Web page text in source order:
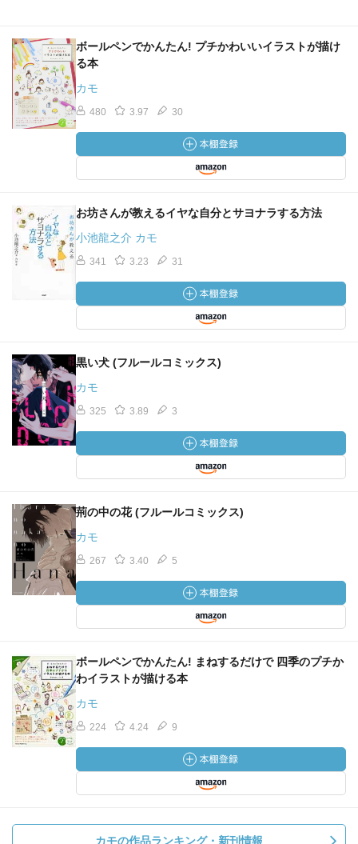
ボールペンでかんたん! プチかわいいイラストが描け
る本
カモ
480 3.97 30
お坊さんが教えるイヤな自分とサヨナラする方法
小池龍之介 カモ
341 3.23 31
黒い犬 (フルールコミックス)
カモ
325 3.89 3
荊の中の花 (フルールコミックス)
カモ
267 3.40 5
ボールペンでかんたん! まねするだけで 四季のプチか
わイラストが描ける本
カモ
224 4.24 9
カモの作品ランキング・新刊情報